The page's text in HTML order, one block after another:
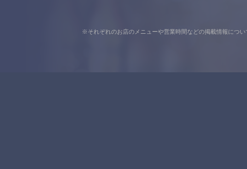
※それぞれのお店のメニューや営業時間などの掲載情報につい